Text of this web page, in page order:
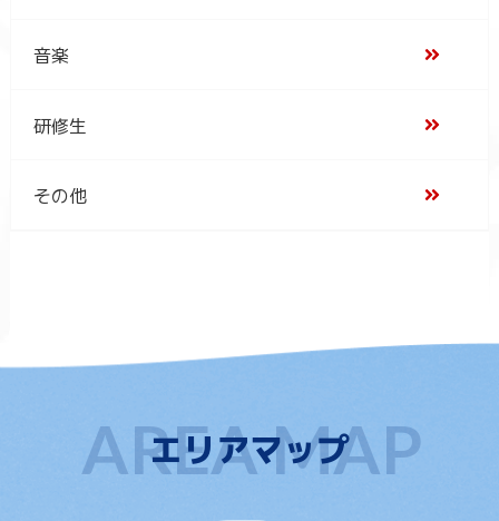
音楽
研修生
その他
エリアマップ